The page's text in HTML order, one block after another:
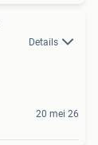
Details
20 mei 26